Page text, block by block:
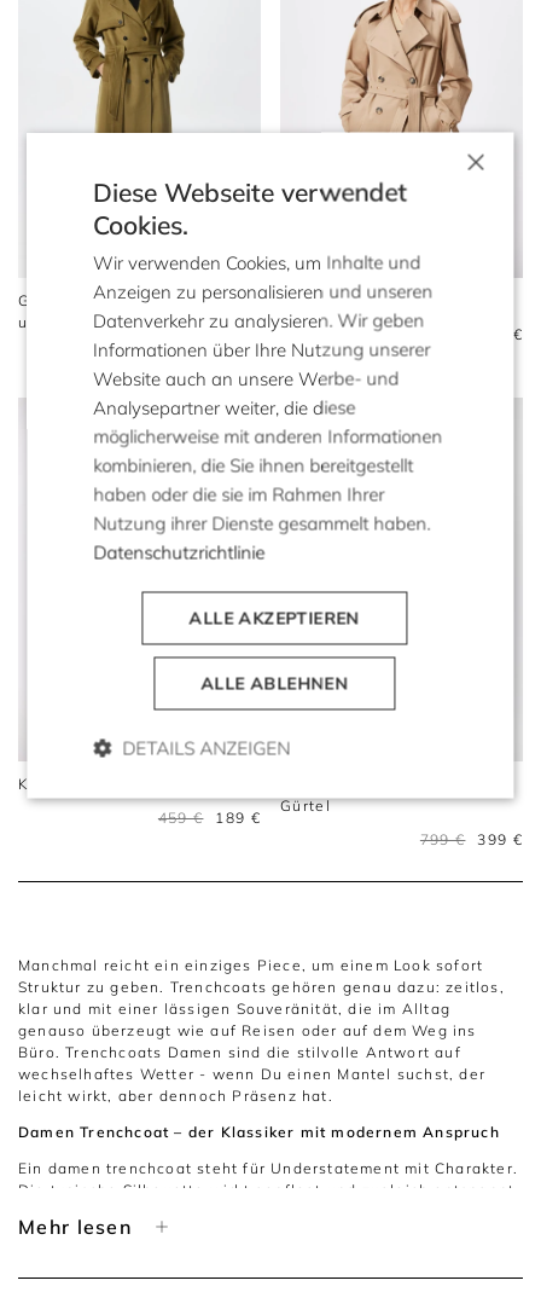
Grüner Wolltrench mit Seide
und Kaschmir
1.079 €
459 €
Trenchcoat Marie mit Gürtel
579 €
Kurzer Trenchcoat mit Gürtel
459 €
189 €
Gürtel
799 €
399 €
Manchmal reicht ein einziges Piece, um einem Look sofort
Struktur zu geben. Trenchcoats gehören genau dazu: zeitlos,
klar und mit einer lässigen Souveränität, die im Alltag
genauso überzeugt wie auf Reisen oder auf dem Weg ins
Büro. Trenchcoats Damen sind die stilvolle Antwort auf
wechselhaftes Wetter - wenn Du einen Mantel suchst, der
leicht wirkt, aber dennoch Präsenz hat.
Damen Trenchcoat – der Klassiker mit modernem Anspruch
Ein damen trenchcoat steht für Understatement mit Charakter.
Die typische Silhouette wirkt gepflegt und zugleich entspannt
auf vielseitige Favoriten setzen. Über einem Blazer wirkt der
begleitet er Dich durch Tage, an denen Du flexibel bleiben
Mehr lesen
×
Diese Webseite verwendet
Cookies.
Wir verwenden Cookies, um Inhalte und
Anzeigen zu personalisieren und unseren
Datenverkehr zu analysieren. Wir geben
Informationen über Ihre Nutzung unserer
Website auch an unsere Werbe- und
Analysepartner weiter, die diese
möglicherweise mit anderen Informationen
kombinieren, die Sie ihnen bereitgestellt
haben oder die sie im Rahmen Ihrer
Nutzung ihrer Dienste gesammelt haben.
Datenschutzrichtlinie
ALLE AKZEPTIEREN
ALLE ABLEHNEN
DETAILS ANZEIGEN